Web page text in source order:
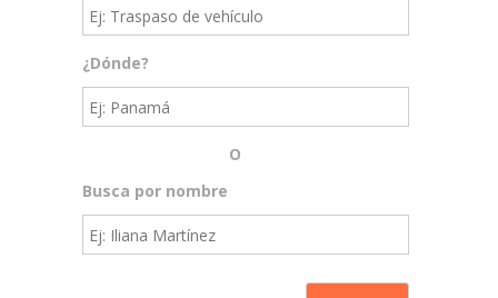
¿Dónde?
O
Busca por nombre